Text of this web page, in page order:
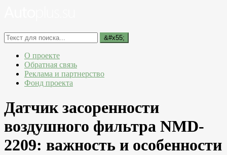
О проекте
Обратная связь
Реклама и партнерство
Фонд проекта
Датчик засоренности
воздушного фильтра NMD-
2209: важность и особенности